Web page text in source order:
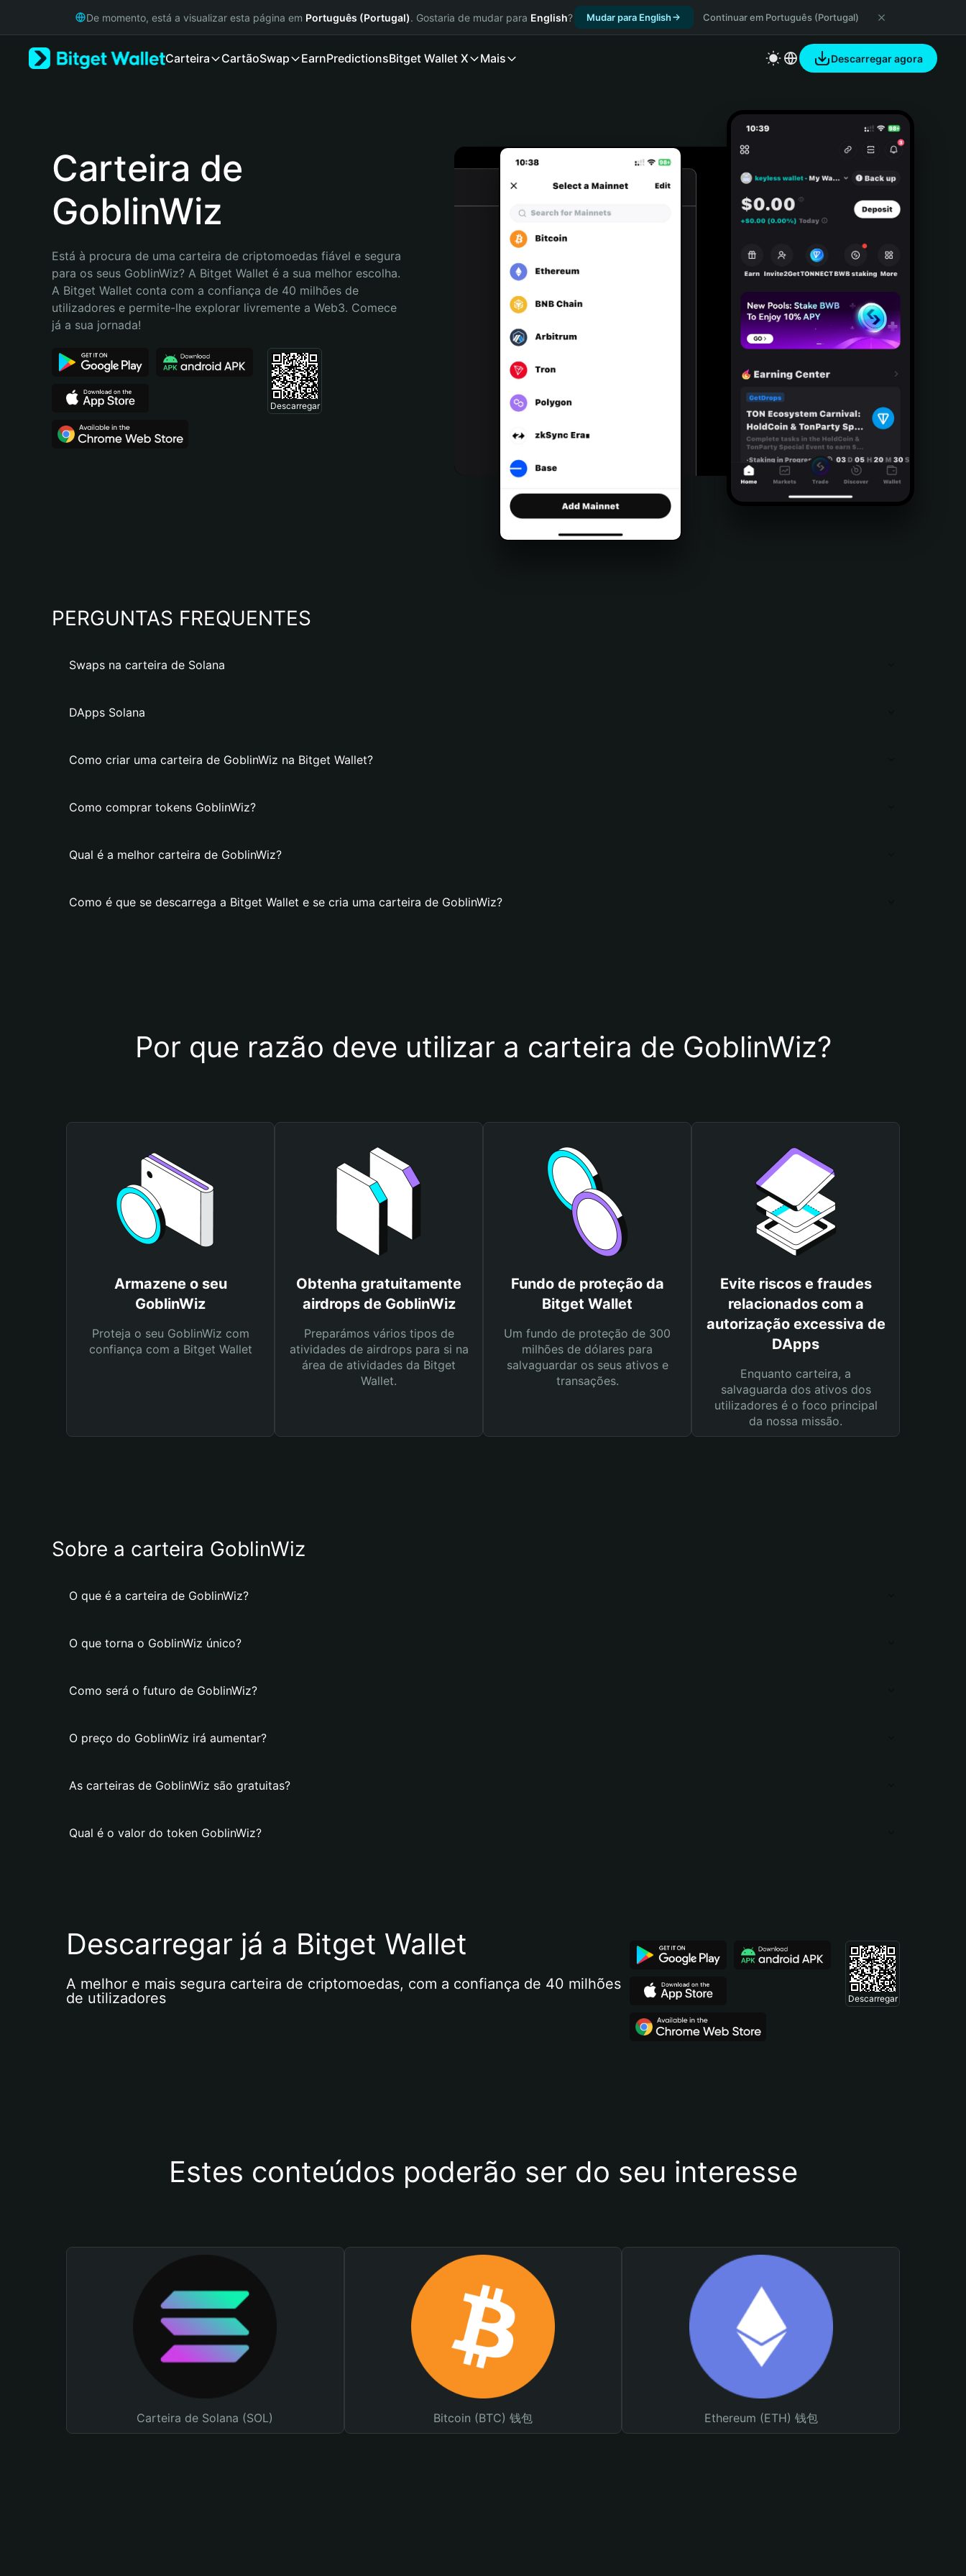
Русский
Português (Portugal)
Bahasa Indonesia
Português (Brasil)
Español (Argentina)
De momento, está a visualizar esta página em Português (Portugal). Gostaria de mudar para English? Mudar para English Continuar em Português (Portugal)
Carteira CartãoSwap EarnPredictionsBitget Wallet X Mais Descarregar agora
Carteira de
GoblinWiz
Está à procura de uma carteira de criptomoedas fiável e segura
para os seus GoblinWiz? A Bitget Wallet é a sua melhor escolha.
A Bitget Wallet conta com a confiança de 40 milhões de
utilizadores e permite-lhe explorar livremente a Web3. Comece
já a sua jornada!
Descarregar
PERGUNTAS FREQUENTES
Swaps na carteira de Solana
DApps Solana
Como criar uma carteira de GoblinWiz na Bitget Wallet?
Como comprar tokens GoblinWiz?
Qual é a melhor carteira de GoblinWiz?
Como é que se descarrega a Bitget Wallet e se cria uma carteira de GoblinWiz?
Por que razão deve utilizar a carteira de GoblinWiz?
Armazene o seu
GoblinWiz
Proteja o seu GoblinWiz com
confiança com a Bitget Wallet
Obtenha gratuitamente
airdrops de GoblinWiz
Preparámos vários tipos de
atividades de airdrops para si na
área de atividades da Bitget
Wallet.
Fundo de proteção da
Bitget Wallet
Um fundo de proteção de 300
milhões de dólares para
salvaguardar os seus ativos e
transações.
Evite riscos e fraudes
relacionados com a
autorização excessiva de
DApps
Enquanto carteira, a
salvaguarda dos ativos dos
utilizadores é o foco principal
da nossa missão.
Sobre a carteira GoblinWiz
O que é a carteira de GoblinWiz?
O que torna o GoblinWiz único?
Como será o futuro de GoblinWiz?
O preço do GoblinWiz irá aumentar?
As carteiras de GoblinWiz são gratuitas?
Qual é o valor do token GoblinWiz?
Descarregar já a Bitget Wallet
A melhor e mais segura carteira de criptomoedas, com a confiança de 40 milhões
de utilizadores
Descarregar
Estes conteúdos poderão ser do seu interesse
Carteira de Solana (SOL) Bitcoin (BTC) 钱包 Ethereum (ETH) 钱包